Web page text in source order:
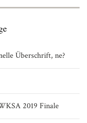
Überschrift, ne?
2019 Finale